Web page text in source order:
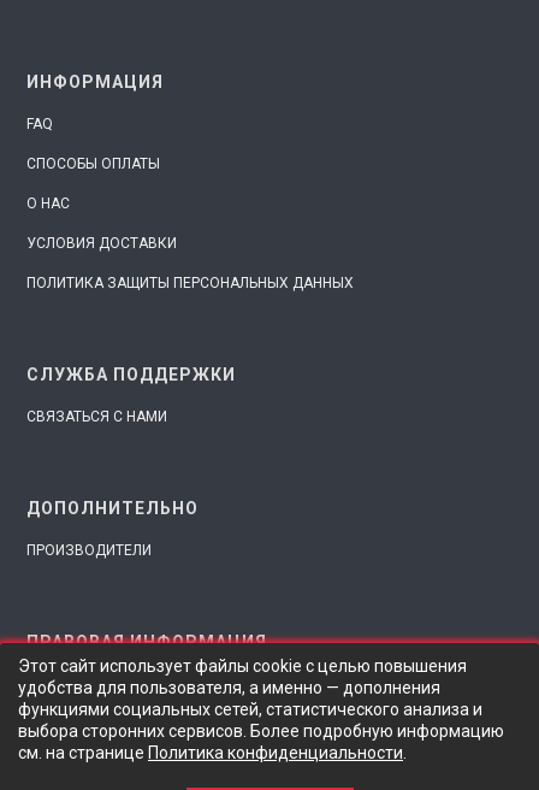
ИНФОРМАЦИЯ
FAQ
СПОСОБЫ ОПЛАТЫ
О НАС
УСЛОВИЯ ДОСТАВКИ
ПОЛИТИКА ЗАЩИТЫ ПЕРСОНАЛЬНЫХ ДАННЫХ
СЛУЖБА ПОДДЕРЖКИ
СВЯЗАТЬСЯ С НАМИ
ДОПОЛНИТЕЛЬНО
ПРОИЗВОДИТЕЛИ
ПРАВОВАЯ ИНФОРМАЦИЯ
Сайт носит исключительно информационный характер и не
является публичной офертой (п. 1 ст. 437 ГК РФ). Для
уточнения наличия и стоимости товаров обращайтесь на
электронную почту
Этот сайт использует файлы cookie с целью повышения
удобства для пользователя, а именно — дополнения
функциями социальных сетей, статистического анализа и
выбора сторонних сервисов. Более подробную информацию
см. на странице Политика конфиденциальности